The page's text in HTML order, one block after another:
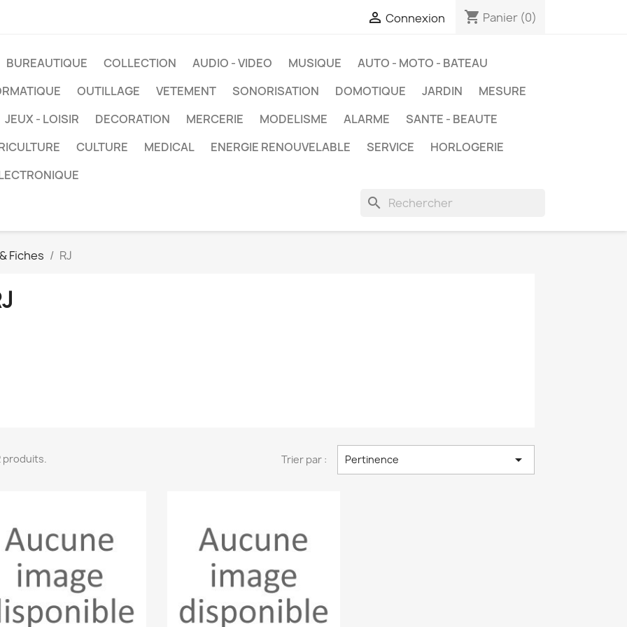
 Connexion shopping_cart Panier (0)
BUREAUTIQUE COLLECTION AUDIO - VIDEO MUSIQUE
AUTO - MOTO - BATEAU
OUTILLAGE VETEMENT SONORISATION DOMOTIQUE JARDIN
MESURE
JEUX - LOISIR DECORATION MERCERIE MODELISME ALARME
SANTE - BEAUTE
CULTURE MEDICAL ENERGIE RENOUVELABLE SERVICE
HORLOGERIE
search
Fiches RJ
produits. Trier par : Pertinence 